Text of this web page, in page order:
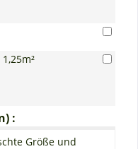
:
Größe und